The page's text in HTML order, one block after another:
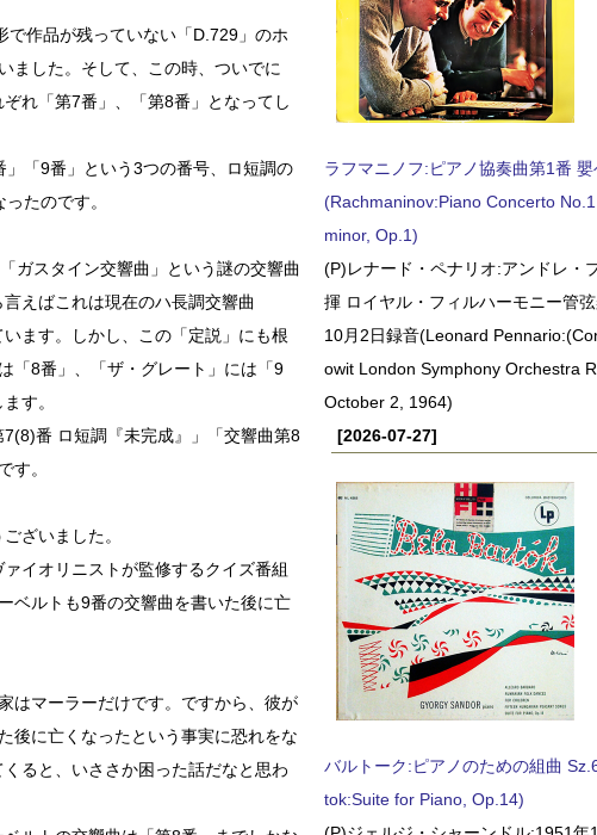
で作品が残っていない「D.729」のホ
ました。そして、この時、ついでに
れ「第7番」、「第8番」となってし
「9番」という3つの番号、ロ短調の
たのです。
ガスタイン交響曲」という謎の交響曲
えばこれは現在のハ長調交響曲
ます。しかし、この「定説」にも根
「8番」、「ザ・グレート」には「9
す。
番 ロ短調『未完成』」「交響曲第8
す。
ざいました。
イオリニストが監修するクイズ番組
ベルトも9番の交響曲を書いた後に亡
はマーラーだけです。ですから、彼が
後に亡くなったという事実に恐れをな
ると、いささか困った話だなと思わ
ラフマニノフ:ピアノ協奏曲第1番
(Rachmaninov:Piano Concerto
minor, Op.1)
(P)レナード・ペナリオ:アンドレ・
揮 ロイヤル・フィルハーモニー管
10月2日録音(Leonard
owit London Symphony Orchestra
October 2, 1964)
[2026-07-27]
バルトーク:ピアノのための組曲
tok:Suite for Piano, Op.14)